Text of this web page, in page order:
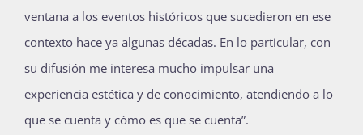
ventana a los eventos históricos que sucedieron en ese
contexto hace ya algunas décadas. En lo particular, con
su difusión me interesa mucho impulsar una
experiencia estética y de conocimiento, atendiendo a lo
que se cuenta y cómo es que se cuenta”.